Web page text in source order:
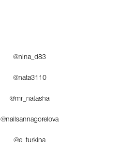
@nina_d83
@nata3110
@mr_natasha
@nailsannagorelova
@e_turkina